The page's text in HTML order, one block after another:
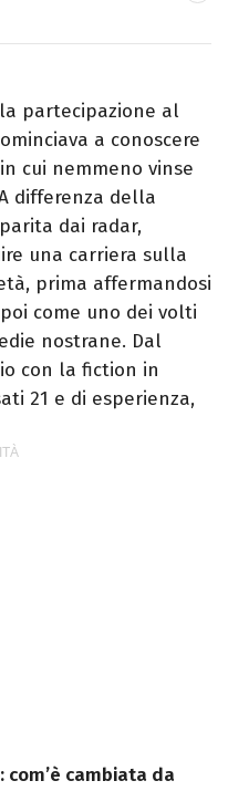
avido consumatore
di tutto ciò che è
Tarantino e
partecipazione al
a conoscere
cui nemmeno vinse
differenza della
dai radar,
una carriera sulla
prima affermandosi
come uno dei volti
nostrane. Dal
con la fiction in
21 e di esperienza,
cambiata da